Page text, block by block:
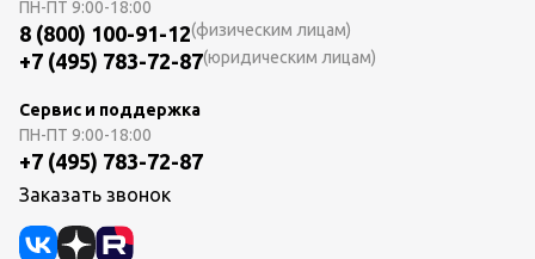
ПН-ПТ 9:00-18:00
8 (800) 100-91-12(физическим лицам)
+7 (495) 783-72-87(юридическим лицам)
Сервис и поддержка
ПН-ПТ 9:00-18:00
+7 (495) 783-72-87
Заказать звонок